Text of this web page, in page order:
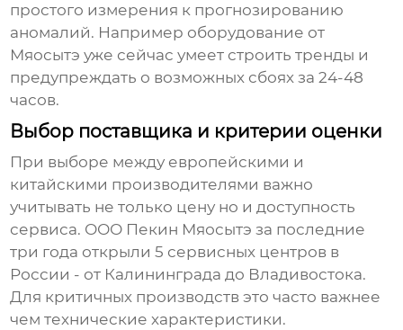
простого измерения к прогнозированию
аномалий. Например оборудование от
Мяосытэ уже сейчас умеет строить тренды и
предупреждать о возможных сбоях за 24-48
часов.
Выбор поставщика и критерии оценки
При выборе между европейскими и
китайскими производителями важно
учитывать не только цену но и доступность
сервиса. ООО Пекин Мяосытэ за последние
три года открыли 5 сервисных центров в
России - от Калининграда до Владивостока.
Для критичных производств это часто важнее
чем технические характеристики.